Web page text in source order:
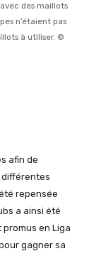
des maillots
n’étaient pas
à utiliser. ©
afin de
différentes
repensée
a ainsi été
en Liga
gagner sa